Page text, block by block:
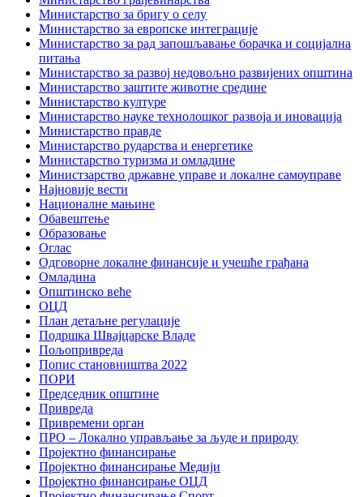
Министарство за бригу о селу
Министарство за европске интеграције
Министарство за рад запошљавање борачка и социјална
питања
Министарство за развој недовољно развијених општина
Министарство заштите животне средине
Министарство културе
Министарство науке технолошког развоја и иновација
Министарство правде
Министарство рударства и енергетике
Министарство туризма и омладине
Министзарство државне управе и локалне самоуправе
Најновије вести
Националне мањине
Обавештење
Образовање
Оглас
Одговорне локалне финансије и учешће грађана
Омладина
Општинско веће
ОЦД
План детаљне регулације
Подршка Швајцарске Владе
Пољопривреда
Попис становништва 2022
ПОРИ
Председник општине
Привреда
Привремени орган
ПРО – Локално управљање за људе и природу
Пројектно финансирање
Пројектно финансирање Медији
Пројектно финансирање ОЦД